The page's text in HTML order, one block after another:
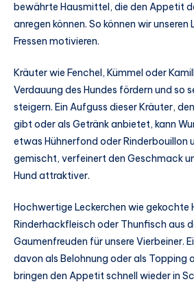
bewährte Hausmittel, die den Appetit
anregen können. So können wir
Fressen motivieren.
Kräuter wie Fenchel, Kümmel oder
Verdauung des Hundes fördern und so
steigern. Ein Aufguss dieser Kräuter,
gibt oder als Getränk anbietet, kann
etwas Hühnerfond oder Rinderbouillon
gemischt, verfeinert den Geschmack
Hund attraktiver.
Hochwertige Leckerchen wie gekochte
Rinderhackfleisch oder Thunfisch aus
Gaumenfreuden für unsere Vierbeiner.
davon als Belohnung oder als Topping
bringen den Appetit schnell wieder in